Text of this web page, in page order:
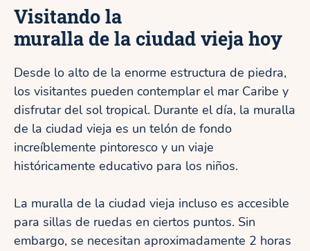
Visitando la
muralla de la ciudad vieja hoy
Desde lo alto de la enorme estructura de piedra,
los visitantes pueden contemplar el mar Caribe y
disfrutar del sol tropical. Durante el día, la muralla
de la ciudad vieja es un telón de fondo
increíblemente pintoresco y un viaje
históricamente educativo para los niños.
La muralla de la ciudad vieja incluso es accesible
para sillas de ruedas en ciertos puntos. Sin
embargo, se necesitan aproximadamente 2 horas